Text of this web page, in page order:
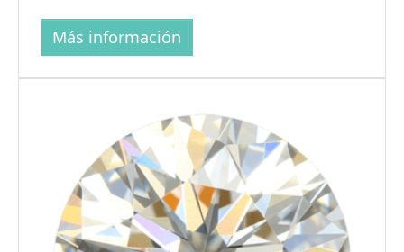
Más información